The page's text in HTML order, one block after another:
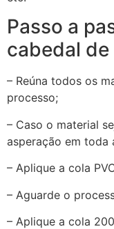
Passo a
cabedal
– Reúna todos os
processo;
– Caso o material
asperação em toda
– Aplique a cola
– Aguarde o
– Aplique a cola